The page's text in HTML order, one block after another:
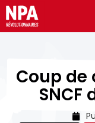
Coup de
SNCF